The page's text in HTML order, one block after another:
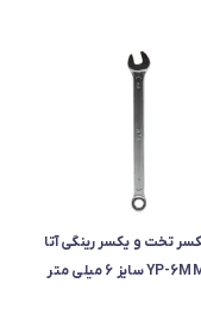
تخت و یکسر رینگی آتا